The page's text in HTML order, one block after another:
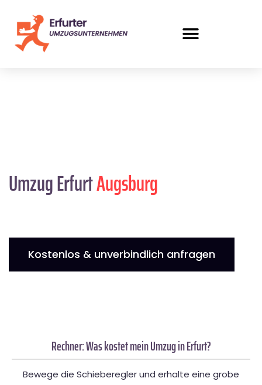
Umzug ErfurtAugsburg
Kostenlos & unverbindlich anfragen
Rechner: Was kostet mein Umzug in Erfurt?
Bewege die Schieberegler und erhalte eine grobe